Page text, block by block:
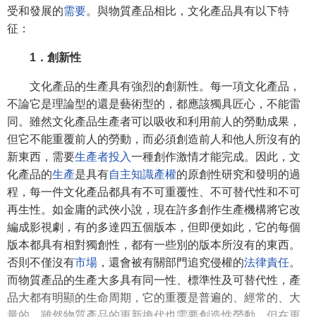
受和發展的需要。與物質產品相比，文化產品具有以下特
征：
1．創新性
文化產品的生產具有強烈的創新性。每一項文化產品，
不論它是理論型的還是藝術型的，都應該獨具匠心，不能雷
同。雖然文化產品生產者可以吸收和利用前人的勞動成果，
但它不能重覆前人的勞動，而必須創造前人和他人所沒有的
新東西，需要生產者投入一種創作激情才能完成。因此，文
化產品的生產是具有自主知識產權的原創性研究和發明的過
程，每一件文化產品都具有不可重覆性、不可替代性和不可
再生性。如金庸的武俠小說，現在許多創作生產機構將它改
編成影視劇，有的多達四五個版本，但即便如此，它的每個
版本都具有相對獨創性，都有一些別的版本所沒有的東西。
否則不僅沒有市場 ，還會被有關部門追究侵權的法律責任。
而物質產品的生產大多具有同一性、標準性及可替代性，產
品大都有明顯的生命周期，它的重覆是普遍的、經常的、大